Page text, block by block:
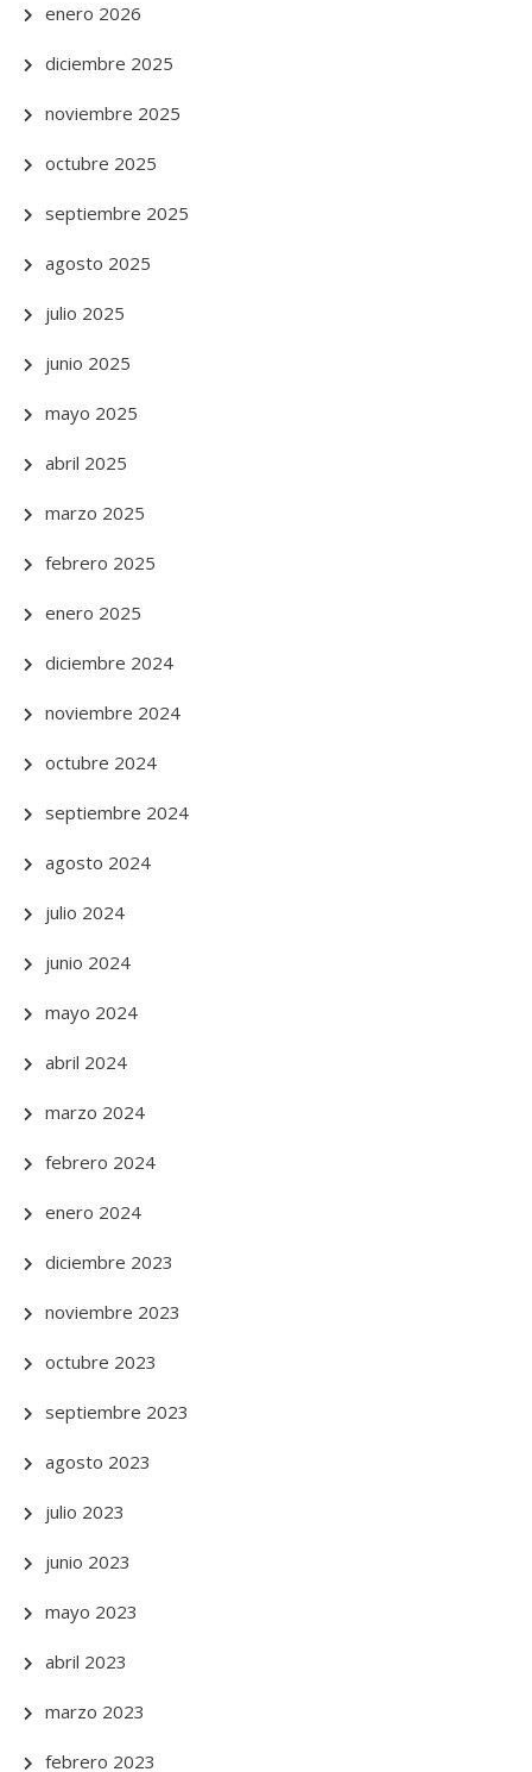
enero 2026
diciembre 2025
noviembre 2025
octubre 2025
septiembre 2025
agosto 2025
julio 2025
junio 2025
mayo 2025
abril 2025
marzo 2025
febrero 2025
enero 2025
diciembre 2024
noviembre 2024
octubre 2024
septiembre 2024
agosto 2024
julio 2024
junio 2024
mayo 2024
abril 2024
marzo 2024
febrero 2024
enero 2024
diciembre 2023
noviembre 2023
octubre 2023
septiembre 2023
agosto 2023
julio 2023
junio 2023
mayo 2023
abril 2023
marzo 2023
febrero 2023